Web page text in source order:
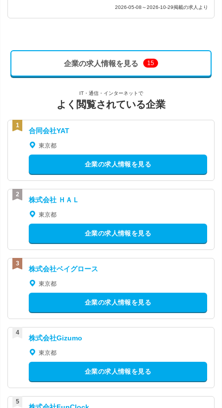
2026-05-08～2026-10-29掲載の求人より
企業の求人情報を見る 15
IT・通信・インターネットで
よく閲覧されている企業
合同会社YAT
東京都
企業の求人情報を見る
株式会社 ＨＡＬ
東京都
企業の求人情報を見る
株式会社ベイグロース
東京都
企業の求人情報を見る
株式会社Gizumo
東京都
企業の求人情報を見る